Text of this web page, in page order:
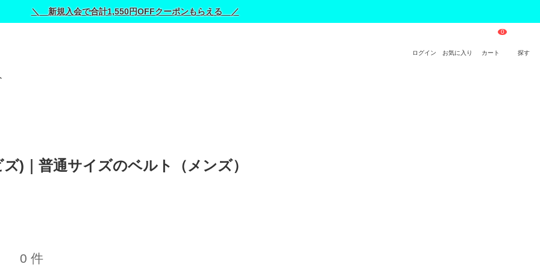
＼ 新規入会で合計1,550円OFFクーポンもらえる ／
ログイン お気に入り カート 探す
)｜普通サイズのベルト（メンズ）
0 件